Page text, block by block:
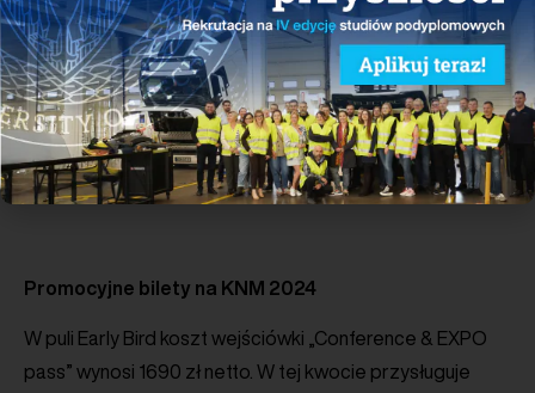
Promocyjne bilety na KNM 2024
W puli Early Bird koszt wejściówki „Conference & EXPO
pass” wynosi 1690 zł netto. W tej kwocie przysługuje